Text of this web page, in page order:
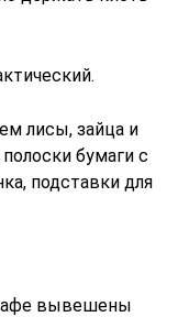
лисы, зайца и
бумаги с
подставки для
вывешены